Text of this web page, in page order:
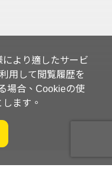
より適したサービ
用して閲覧履歴を
場合、Cookieの使
ます。